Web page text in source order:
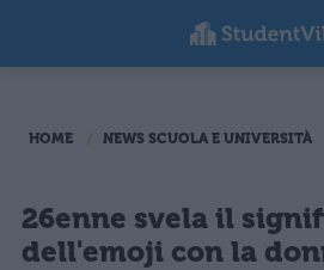
HOME NEWS SCUOLA E UNIVERSITÀ
26enne svela il
dell'emoji con la